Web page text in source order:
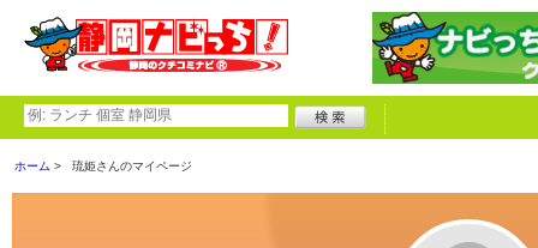
ホーム 琉姫さんのマイページ